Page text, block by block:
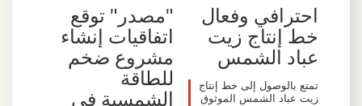
احترافي وفعال
خط إنتاج زيت
عباد الشمس
تمتع بالوصول إلى خط إنتاج
زيت عباد الشمس الموثوق
"مصدر" توقع
اتفاقيات إنشاء
مشروع ضخم
للطاقة
الشمسية في